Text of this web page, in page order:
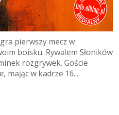
pierwszy mecz w
boisku. Rywalem Słoników
rozgrywek. Goście
mając w kadrze 16...